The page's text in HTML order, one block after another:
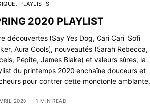
, PLAYLISTS
2020 PLAYLIST
découvertes (Say Yes Dog, Cari Cari, Sofi
Aura Cools), nouveautés (Sarah Rebecca,
Pépite, James Blake) et valeurs sûres, la
du printemps 2020 enchaîne douceurs et
pour contrer cette monotonie ambiante.
2020 1 MIN READ